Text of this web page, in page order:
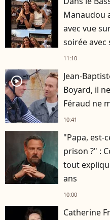
Manaudou
avec vue
soirée avec
11:10
player2
Jean-
Boyard, il
Féraud ne
10:41
"Papa, est-
prison ?" :
tout
ans
10:00
Catherine